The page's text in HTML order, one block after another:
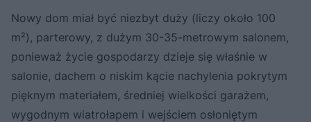
Nowy dom miał być niezbyt duży (liczy około 100
m²), parterowy, z dużym 30-35-metrowym salonem,
ponieważ życie gospodarzy dzieje się właśnie w
salonie, dachem o niskim kącie nachylenia pokrytym
pięknym materiałem, średniej wielkości garażem,
wygodnym wiatrołapem i wejściem osłoniętym